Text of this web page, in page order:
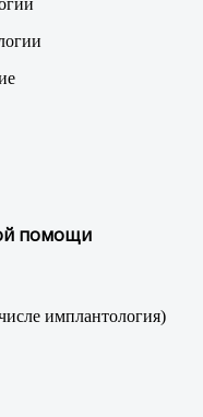
помощи
имплантология)